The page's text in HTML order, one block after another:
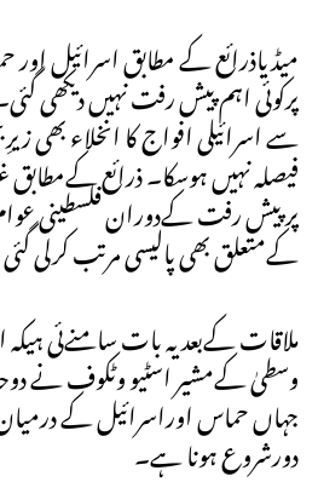
میڈیاذرائع کے مطابق اسرائیل
پرکوئی اہم پیش رفت نہیں دیکھی
سے اسرائیلی افواج کا انخلاء بھی
فیصلہ نہیں ہوسکا۔ ذرائع
پر پیش رفت کےدوران فلسطینی
کےمتعلق بھی پالیسی مرتب کرلی
ملاقات کےبعد یہ بات سامنےئی
وسطیٰ کےمشیر اسٹیو وٹکوف نے
جہاں حماس اوراسرائیل کے درمیان
دورشروع ہونا ہے۔